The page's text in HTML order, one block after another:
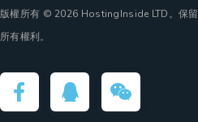
版權所有 © 2026 HostingInside LTD。保留
所有權利。